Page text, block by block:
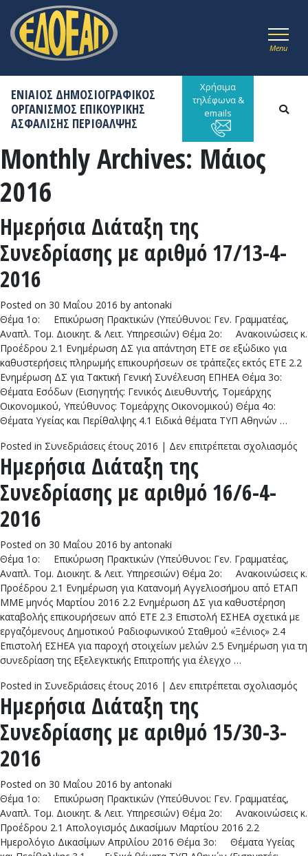
Menu
ΕΝΙΑΙΟΣ ΔΗΜΟΣΙΟΓΡΑΦΙΚΟΣ
ΟΡΓΑΝΙΣΜΟΣ ΕΠΙΚΟΥΡΙΚΗΣ
ΑΣΦΑΛΙΣΗΣ ΠΕΡΙΘΑΛΨΗΣ
Χρήσιμα
τηλέφωνα &
emails
Monthly Archives: Μάιος
2016
Ημερήσια Διάταξη της
Συνεδρίασης με αριθμό 17/13-4-
2016
Posted on 30 Μαΐου 2016 by antonaki
Θέμα 1ο: Επικύρωση Πρακτικών (Υπεύθυνοι: Γεν. Γραμματέας,
Αναπλ. Τομ. Διοικητ. & Λειτ. Υπηρεσιών) Θέμα 2ο: Ανακοινώσεις κ.
Προέδρου 2.1 Ενημέρωση ΔΣ για απάντηση ΕΤΕ σε εξώδικο για
καθυστερήσεις πληρωμής επικουρήσεων σε τράπεζες εκτός ΕΤΕ 2.2
Ενημέρωση ΔΣ για Τακτική Γενική Συνέλευση ΕΠΗΕΑ Θέμα 3ο:
Θέματα Εσόδων (Εισηγητής: Γενικός Διευθυντής, Τομεάρχης
Οικονομικού, Υπεύθυνος: Τομεάρχης Οικονομικού) Θέμα 4ο:
Θέματα Υγείας και Περίθαλψης 4.1 Ειδικά θέματα ΤΥΠ Αθηνών …
Posted in Συνεδριάσεις έτους 2016 | Δεν επιτρέπεται σχολιασμός
Ημερήσια Διάταξη της
Συνεδρίασης με αριθμό 16/6-4-
2016
Posted on 30 Μαΐου 2016 by antonaki
Θέμα 1ο: Επικύρωση Πρακτικών (Υπεύθυνοι: Γεν. Γραμματέας,
Αναπλ. Τομ. Διοικητ. & Λειτ. Υπηρεσιών) Θέμα 2ο: Ανακοινώσεις κ.
Προέδρου 2.1 Ενημέρωση για Κατανομή Αγγελιοσήμου από ΕΤΑΠ
ΜΜΕ μηνός Μαρτίου 2016 2.2 Ενημέρωση ΔΣ για καθυστέρηση
καταβολής επικουρήσεων από ΕΤΕ 2.3 Επιστολή ΕΣΗΕΑ σχετικά με
εργαζόμενους Δημοτικού Ραδιοφωνικού Σταθμού «Ξένιος» 2.4
Επιστολή ΕΣΗΕΑ για παροχή στοιχείων μελών 2.5 Ενημέρωση για τη
συνεδρίαση της Εξελεγκτικής Επιτροπής για έλεγχο …
Posted in Συνεδριάσεις έτους 2016 | Δεν επιτρέπεται σχολιασμός
Ημερήσια Διάταξη της
Συνεδρίασης με αριθμό 15/30-3-
2016
Posted on 30 Μαΐου 2016 by antonaki
Θέμα 1ο: Επικύρωση Πρακτικών (Υπεύθυνοι: Γεν. Γραμματέας,
Αναπλ. Τομ. Διοικητ. & Λειτ. Υπηρεσιών) Θέμα 2ο: Ανακοινώσεις κ.
Προέδρου 2.1 Απολογισμός Δικασίμων Μαρτίου 2016 2.2
Ημερολόγιο Δικασίμων Απριλίου 2016 Θέμα 3ο: Θέματα Υγείας